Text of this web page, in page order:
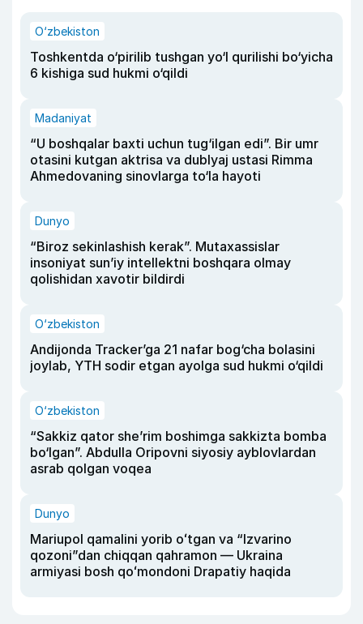
O‘zbekiston
Toshkentda o‘pirilib tushgan yo‘l qurilishi bo‘yicha
6 kishiga sud hukmi o‘qildi
Madaniyat
“U boshqalar baxti uchun tug‘ilgan edi”. Bir umr
otasini kutgan aktrisa va dublyaj ustasi Rimma
Ahmedovaning sinovlarga to‘la hayoti
Dunyo
“Biroz sekinlashish kerak”. Mutaxassislar
insoniyat sun’iy intellektni boshqara olmay
qolishidan xavotir bildirdi
O‘zbekiston
Andijonda Tracker’ga 21 nafar bog‘cha bolasini
joylab, YTH sodir etgan ayolga sud hukmi o‘qildi
O‘zbekiston
“Sakkiz qator she’rim boshimga sakkizta bomba
bo‘lgan”. Abdulla Oripovni siyosiy ayblovlardan
asrab qolgan voqea
Dunyo
Mariupol qamalini yorib oʻtgan va “Izvarino
qozoni”dan chiqqan qahramon — Ukraina
armiyasi bosh qoʻmondoni Drapatiy haqida